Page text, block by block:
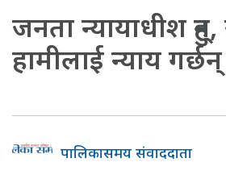
जनता न्यायाधीश
हामीलाई न्याय
पालिकासमय संवाददाता